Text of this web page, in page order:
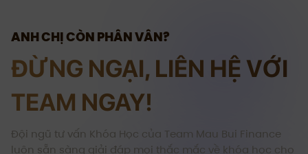
ANH CHỊ CÒN PHÂN VÂN?
ĐỪNG NGẠI, LIÊN HỆ VỚI
TEAM NGAY!
Đội ngũ tư vấn Khóa Học của Team Mau Bui Finance
luôn sẵn sàng giải đáp mọi thắc mắc về khóa học cho